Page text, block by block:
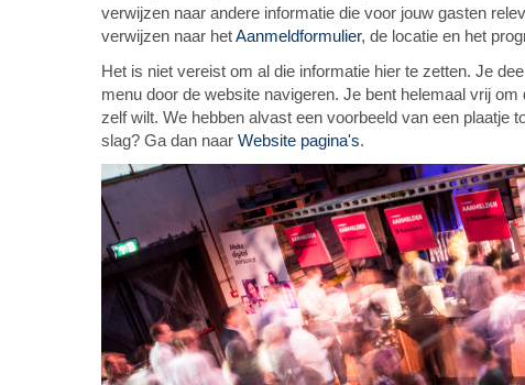
verwijzen naar andere informatie die voor jouw gasten
verwijzen naar hetAanmeldformulier, de locatie en het
Het is niet vereist om al die informatie hier te zetten. Je
menu door de website navigeren. Je bent helemaal vrij
zelf wilt. We hebben alvast een voorbeeld van een plaatje
slag? Ga dan naar Website pagina's.